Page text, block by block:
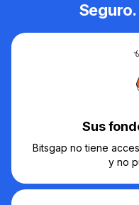
Sus
Bitsgap no tiene
y no